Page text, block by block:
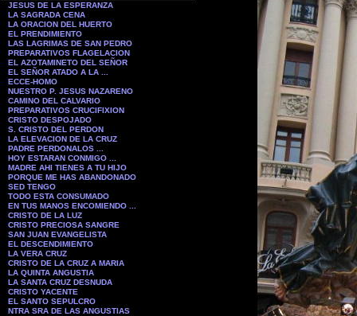
JESUS DE LA ESPERANZA
LA SAGRADA CENA
LA ORACION DEL HUERTO
EL PRENDIMIENTO
LAS LAGRIMAS DE SAN PEDRO
PREPARATIVOS FLAGELACION
EL AZOTAMINETO DEL SEÑOR
EL SEÑOR ATADO A LA ...
ECCE-HOMO
NUESTRO P. JESUS NAZARENO
CAMINO DEL CALVARIO
PREPARATIVOS CRUCIFIXION
CRISTO DESPOJADO
S. CRISTO DEL PERDON
LA ELEVACION DE LA CRUZ
PADRE PERDONALOS ...
HOY ESTARAN CONMIGO ...
MADRE AHI TIENES A TU HIJO
PORQUE ME HAS ABANDONADO
SED TENGO
TODO ESTA CONSUMADO
EN TUS MANOS ENCOMIENDO ...
CRISTO DE LA LUZ
CRISTO PRECIOSA SANGRE
SAN JUAN EVANGELISTA
EL DESCENDIMIENTO
LA VERA CRUZ
CRISTO DE LA CRUZ A MARIA
LA QUINTA ANGUSTIA
LA SANTA CRUZ DESNUDA
CRISTO YACENTE
EL SANTO SEPULCRO
NTRA SRA DE LAS ANGUSTIAS